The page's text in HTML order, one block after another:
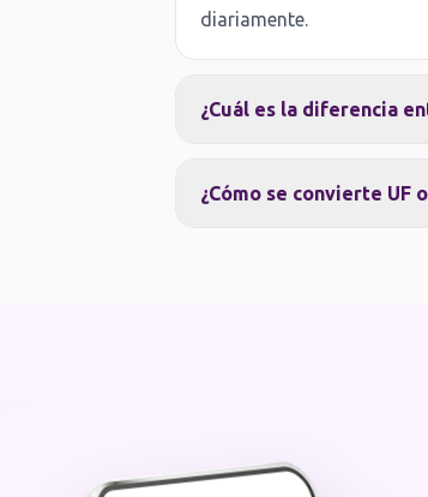
diariamente.
¿Cuál es la diferencia
¿Cómo se convierte UF